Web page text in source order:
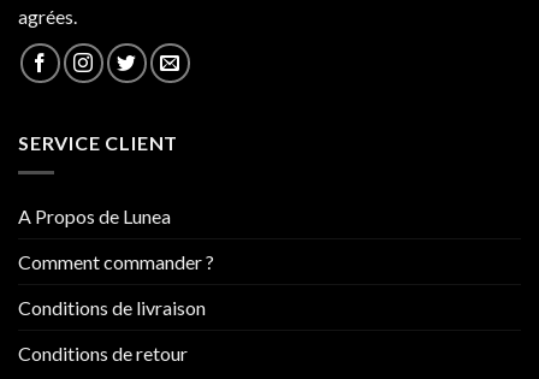
agrées.
SERVICE CLIENT
A Propos de Lunea
Comment commander ?
Conditions de livraison
Conditions de retour